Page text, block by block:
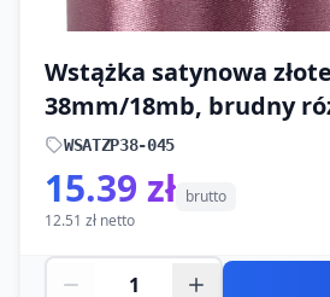
Wstążka satynowa
38mm/18mb, brudny
WSATZP38-045
15.39 zł brutto
12.51 zł netto